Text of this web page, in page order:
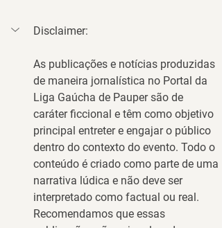
Disclaimer:
As publicações e notícias produzidas
de maneira jornalística no Portal da
Liga Gaúcha de Pauper são de
caráter ficcional e têm como objetivo
principal entreter e engajar o público
dentro do contexto do evento. Todo o
conteúdo é criado como parte de uma
narrativa lúdica e não deve ser
interpretado como factual ou real.
Recomendamos que essas